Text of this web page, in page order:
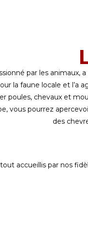
par les
la faune locale et l’a
poules, chevaux et
vous pourrez
des
accueillis par nos